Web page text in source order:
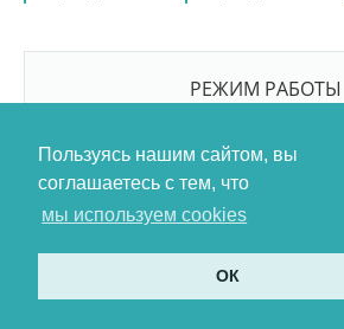
Пользуясь нашим сайтом, вы
соглашаетесь с тем, что
мы используем cookies
ОК
РЕЖИМ РАБОТЫ
БЕЗ ПЕРЕРЫВОВ И